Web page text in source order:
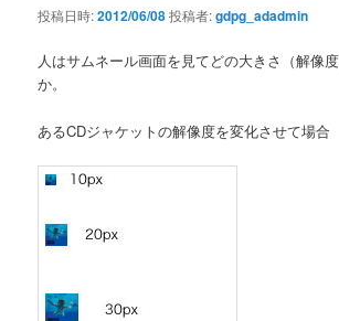
投稿日時:2012/06/08投稿者:gdpg_adadmin
人はサムネール画面を見てどの大きさ（解像
か。
あるCDジャケットの解像度を変化させて場合